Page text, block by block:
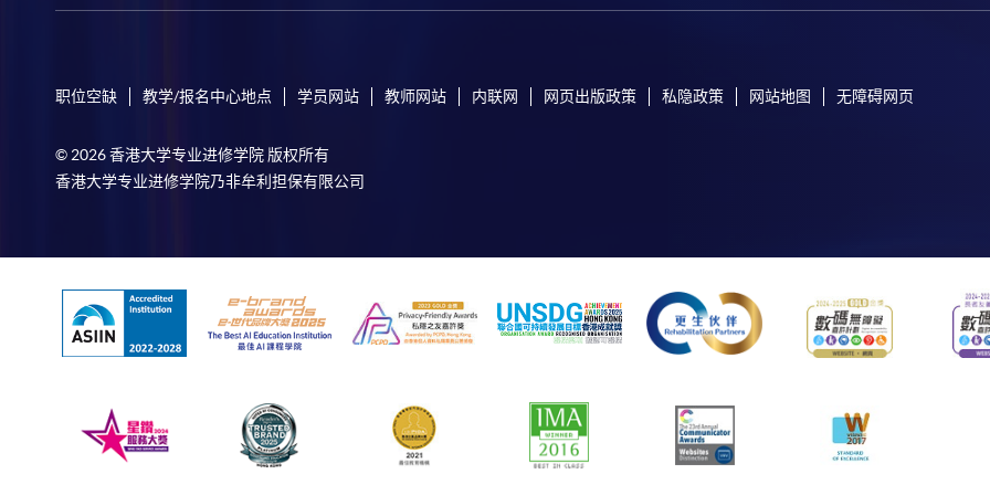
职位空缺 教学/报名中心地点 学员网站 教师网站 内联网 网页出版政策 私隐政策 网站地图 无障碍网页
© 2026 香港大学专业进修学院 版权所有
香港大学专业进修学院乃非牟利担保有限公司